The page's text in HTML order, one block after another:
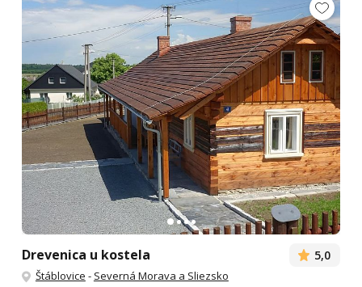
Drevenica u kostela 5,0
Štáblovice - Severná Morava a Sliezsko